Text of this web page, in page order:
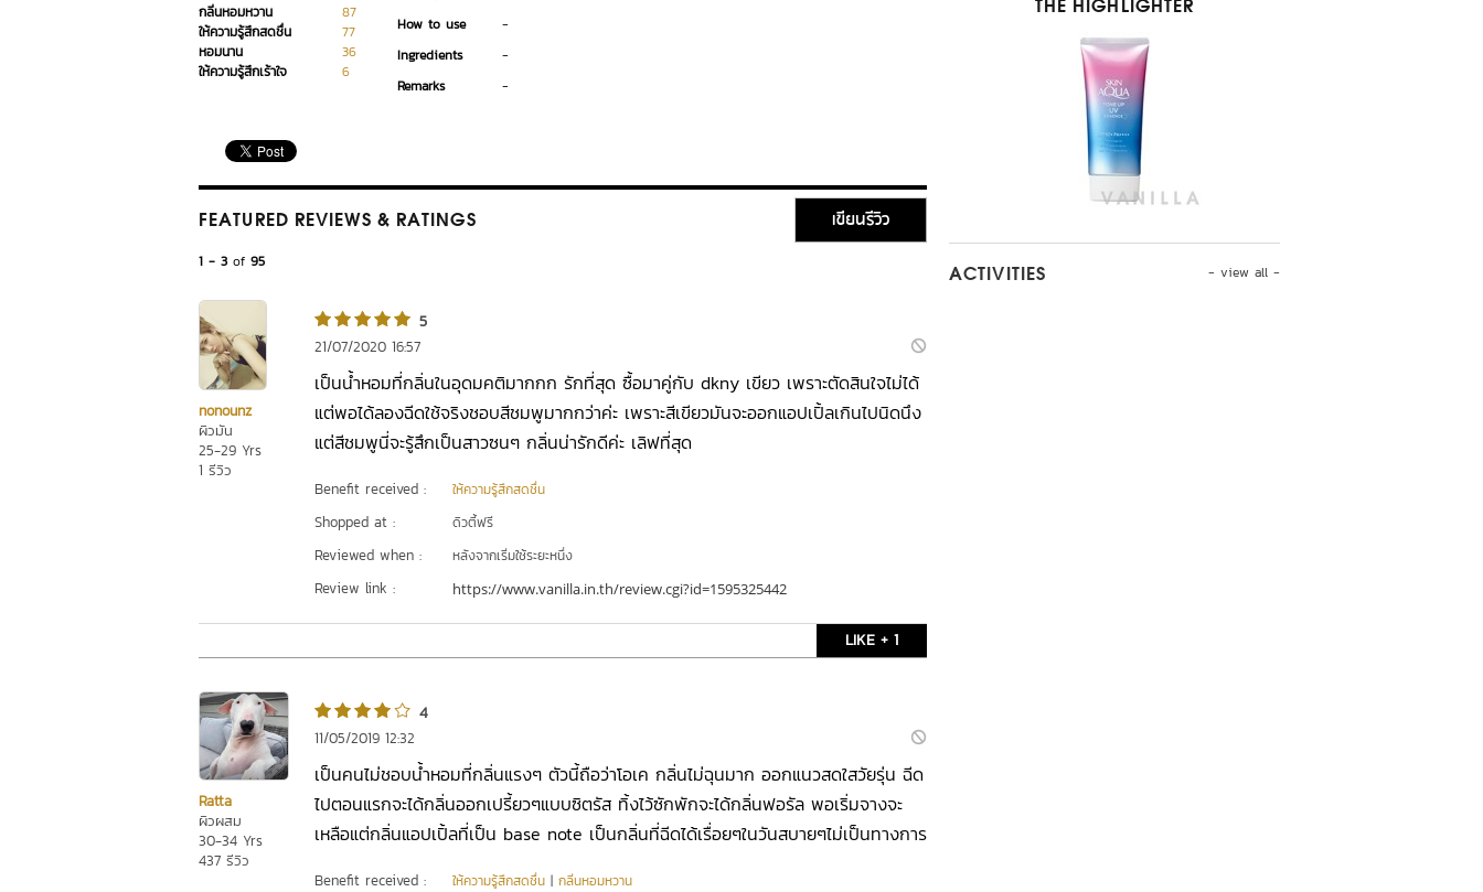
กลิ่นหอมหวาน
87
ให้ความรู้สึกสดชื่น
77
หอมนาน
36
ให้ความรู้สึกเร้าใจ
6
How to use
-
Ingredients
-
Remarks
-
FEATURED REVIEWS & RATINGS เขียนรีวิว
1 - 3 of 95
nonounz
ผิวมัน
25-29 Yrs
1 รีวิว
5
21/07/2020 16:57
เป็นน้ำหอมที่กลิ่นในอุดมคติมากกก รักที่สุด ซื้อมาคู่กับ dkny เขียว เพราะตัดสินใจไม่ได้
แต่พอได้ลองฉีดใช้จริงชอบสีชมพูมากกว่าค่ะ เพราะสีเขียวมันจะออกแอปเปิ้ลเกินไปนิดนึง
แต่สีชมพูนี่จะรู้สึกเป็นสาวซนๆ กลิ่นน่ารักดีค่ะ เลิฟที่สุด
Benefit received : ให้ความรู้สึกสดชื่น
Shopped at : ดิวตี้ฟรี
Reviewed when : หลังจากเริ่มใช้ระยะหนึ่ง
Review link : https://www.vanilla.in.th/review.cgi?id=1595325442
LIKE + 1
Ratta
ผิวผสม
30-34 Yrs
437 รีวิว
4
11/05/2019 12:32
เป็นคนไม่ชอบน้ำหอมที่กลิ่นแรงๆ ตัวนี้ถือว่าโอเค กลิ่นไม่ฉุนมาก ออกแนวสดใสวัยรุ่น ฉีด
ไปตอนแรกจะได้กลิ่นออกเปรี้ยวๆแบบซิตรัส ทิ้งไว้ซักพักจะได้กลิ่นฟอรัล พอเริ่มจางจะ
เหลือแต่กลิ่นแอปเปิ้ลที่เป็น base note เป็นกลิ่นที่ฉีดได้เรื่อยๆในวันสบายๆไม่เป็นทางการ
Benefit received : ให้ความรู้สึกสดชื่น | กลิ่นหอมหวาน
THE HIGHLIGHTER
- view all -
ACTIVITIES